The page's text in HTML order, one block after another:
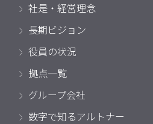
社是・経営理念
長期ビジョン
役員の状況
拠点一覧
グループ会社
数字で知るアルトナー